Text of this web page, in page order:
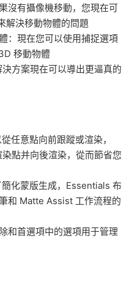
沒有攝像機移動，您現在可
解決移動物體的問題
：現在您可以使用捕捉選項
移動物體
方案現在可以導出更逼真的
任意點向前跟蹤或渲染，
點并向後渲染，從而節省您
化蒙版生成，Essentials 布
和 Matte Assist 工作流程的
和首選項中的選項用于管理